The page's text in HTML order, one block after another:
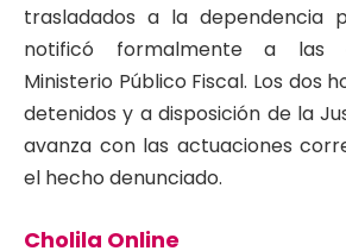
trasladados a la dependencia
notificó formalmente a las
Ministerio Público Fiscal. Los dos
detenidos y a disposición de la
avanza con las actuaciones
el hecho denunciado.
Cholila Online